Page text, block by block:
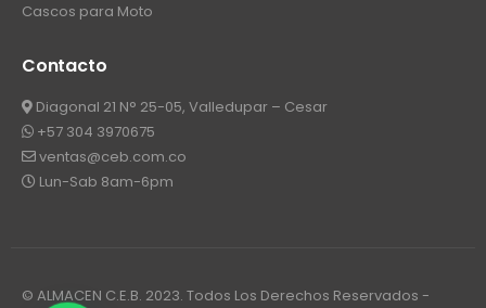
Cascos para Moto
Contacto
Diagonal 21 N° 25-05, Valledupar – Cesar
+57 304 3970675
ventas@ceb.com.co
Lun-Sab 8am-6pm
© ALMACEN C.E.B. 2023. Todos Los Derechos Reservados -